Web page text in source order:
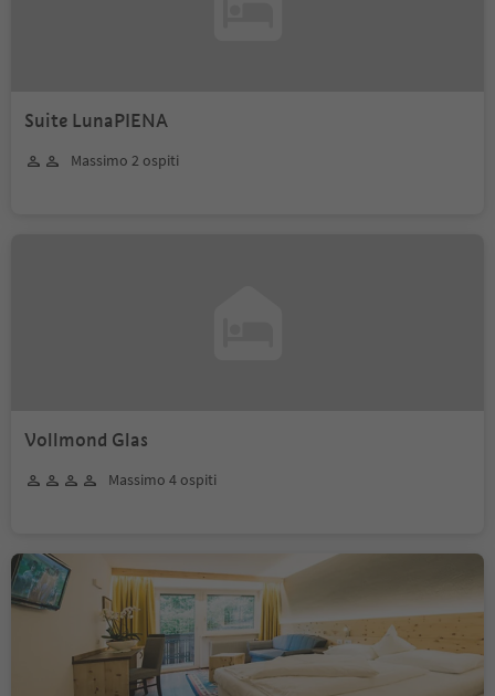
Suite LunaPIENA
Massimo 2 ospiti
Vollmond Glas
Massimo 4 ospiti